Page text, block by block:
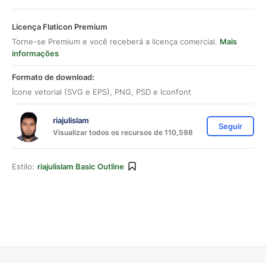
Licença Flaticon Premium
Torne-se Premium e você receberá a licença comercial. Mais
informações
Formato de download:
Ícone vetorial (SVG e EPS), PNG, PSD e Iconfont
riajulislam
Visualizar todos os recursos de 110,598
Seguir
Estilo: riajulislam Basic Outline